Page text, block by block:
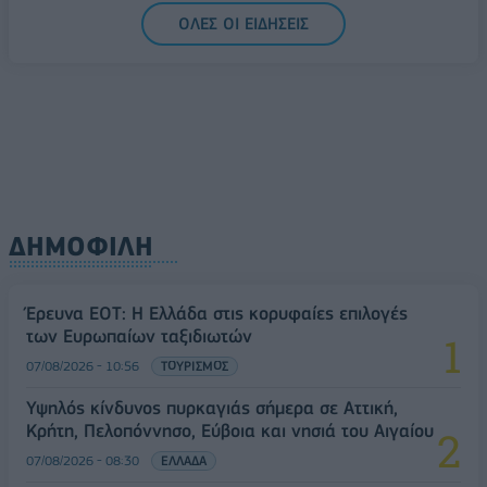
ΟΛΕΣ ΟΙ ΕΙΔΗΣΕΙΣ
ΔΗΜΟΦΙΛΗ
Έρευνα ΕΟΤ: Η Ελλάδα στις κορυφαίες επιλογές
των Ευρωπαίων ταξιδιωτών
07/08/2026 - 10:56 ΤΟΥΡΙΣΜΟΣ
Υψηλός κίνδυνος πυρκαγιάς σήμερα σε Αττική,
Κρήτη, Πελοπόννησο, Εύβοια και νησιά του Αιγαίου
07/08/2026 - 08:30 ΕΛΛΑΔΑ